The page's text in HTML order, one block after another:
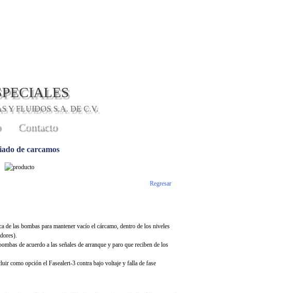
Y FLUIDOS S.A. DE C.V.
Contacto
de carcamos
Regresar
las bombas para mantener vacío el cárcamo, dentro de los niveles
de acuerdo a las señales de arranque y paro que reciben de los
como opción el Fasealert-3 contra bajo voltaje y falla de fase